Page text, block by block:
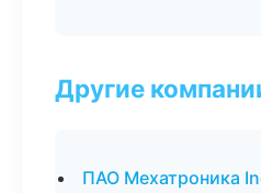
Другие
ПАО Мехатроника